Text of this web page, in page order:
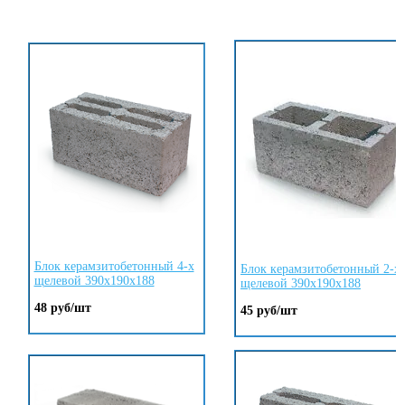
Блок керамзитобетонный 4-х
щелевой 390х190х188
48 руб/шт
Блок керамзитобетонный 2-х
щелевой 390х190х188
45 руб/шт